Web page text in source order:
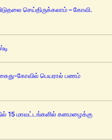
செய்திருக்கலாம் – கோவி.
கோவில் பெயரால் பணம்
15 மாவட்டங்களில் கனமழைக்கு